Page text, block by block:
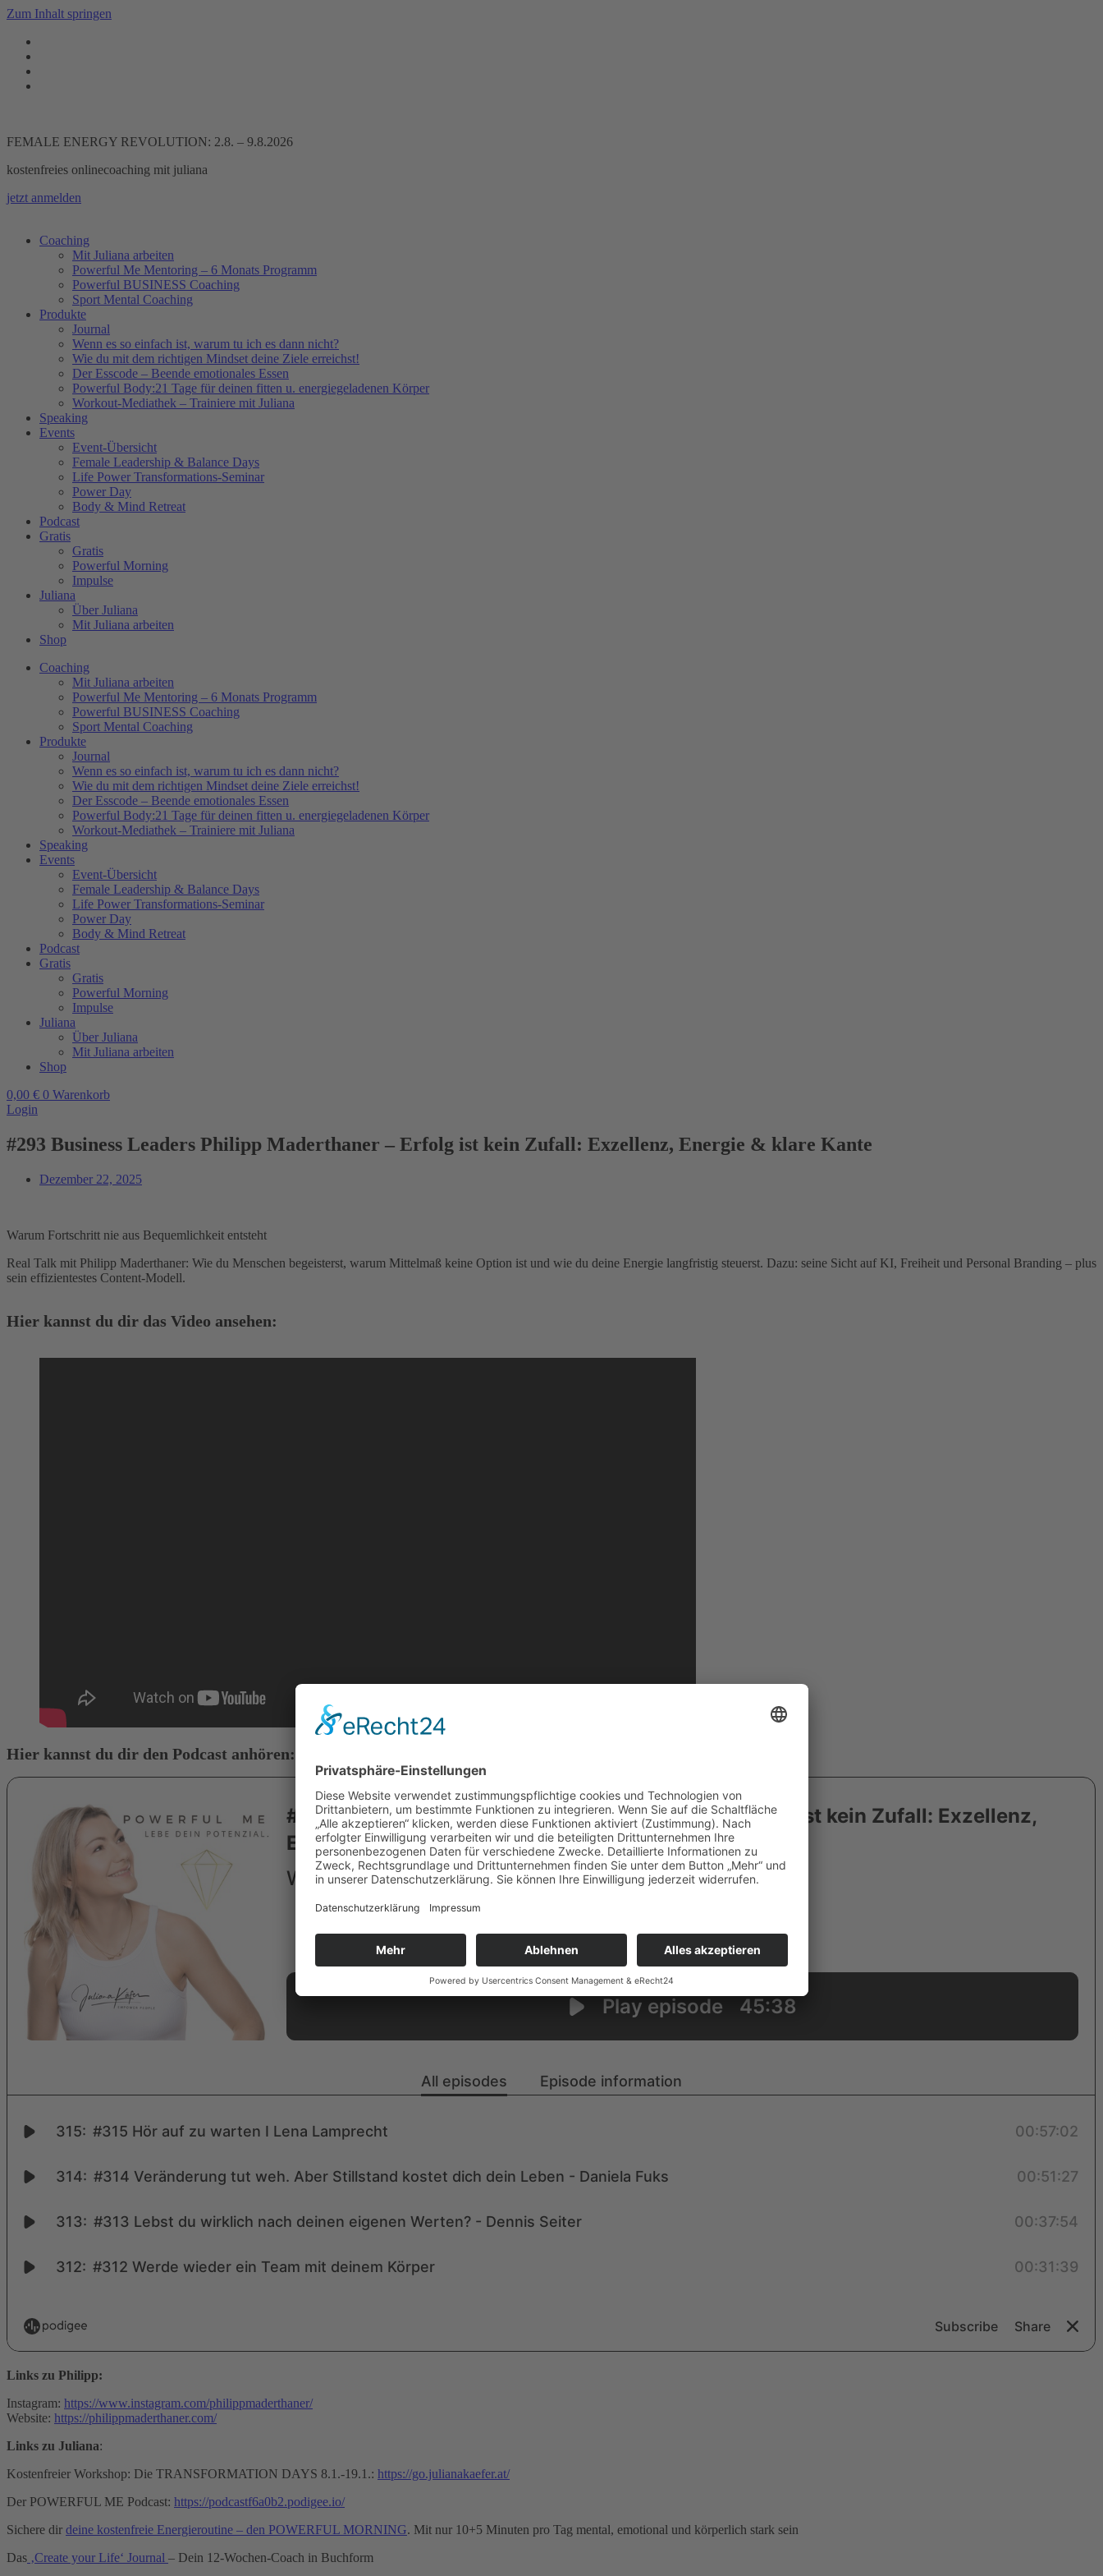
Zum Inhalt springen
FEMALE ENERGY REVOLUTION: 2.8. – 9.8.2026
kostenfreies onlinecoaching mit juliana
jetzt anmelden
Coaching
Mit Juliana arbeiten
Powerful Me Mentoring – 6 Monats Programm
Powerful BUSINESS Coaching
Sport Mental Coaching
Produkte
Journal
Wenn es so einfach ist, warum tu ich es dann nicht?
Wie du mit dem richtigen Mindset deine Ziele erreichst!
Der Esscode – Beende emotionales Essen
Powerful Body:21 Tage für deinen fitten u. energiegeladenen Körper
Workout-Mediathek – Trainiere mit Juliana
Speaking
Events
Event-Übersicht
Female Leadership & Balance Days
Life Power Transformations-Seminar
Power Day
Body & Mind Retreat
Podcast
Gratis
Gratis
Powerful Morning
Impulse
Juliana
Über Juliana
Mit Juliana arbeiten
Shop
Coaching
Mit Juliana arbeiten
Powerful Me Mentoring – 6 Monats Programm
Powerful BUSINESS Coaching
Sport Mental Coaching
Produkte
Journal
Wenn es so einfach ist, warum tu ich es dann nicht?
Wie du mit dem richtigen Mindset deine Ziele erreichst!
Der Esscode – Beende emotionales Essen
Powerful Body:21 Tage für deinen fitten u. energiegeladenen Körper
Workout-Mediathek – Trainiere mit Juliana
Speaking
Events
Event-Übersicht
Female Leadership & Balance Days
Life Power Transformations-Seminar
Power Day
Body & Mind Retreat
Podcast
Gratis
Gratis
Powerful Morning
Impulse
Juliana
Über Juliana
Mit Juliana arbeiten
Shop
0,00 € 0 Warenkorb
Login
#293 Business Leaders Philipp Maderthaner – Erfolg ist kein Zufall: Exzellenz, Energie & klare Kante
Dezember 22, 2025
Warum Fortschritt nie aus Bequemlichkeit entsteht
Real Talk mit Philipp Maderthaner: Wie du Menschen begeisterst, warum Mittelmaß keine Option ist und wie du deine Energie langfristig steuerst. Dazu: seine Sicht auf KI, Freiheit und Personal Branding – plus
sein effizientestes Content-Modell.
Hier kannst du dir das Video ansehen:
Hier kannst du dir den Podcast anhören:
Links zu Philipp:
Instagram: https://www.instagram.com/philippmaderthaner/
Website: https://philippmaderthaner.com/
Links zu Juliana:
Kostenfreier Workshop: Die TRANSFORMATION DAYS 8.1.-19.1.: https://go.julianakaefer.at/
Der POWERFUL ME Podcast: https://podcastf6a0b2.podigee.io/
Sichere dir deine kostenfreie Energieroutine – den POWERFUL MORNING. Mit nur 10+5 Minuten pro Tag mental, emotional und körperlich stark sein
Das ‚Create your Life‘ Journal – Dein 12-Wochen-Coach in Buchform